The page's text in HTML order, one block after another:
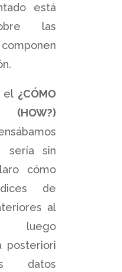
está
las
el ¿CÓMO
(HOW?)
sería sin
cómo
de
al
luego
posteriori
datos